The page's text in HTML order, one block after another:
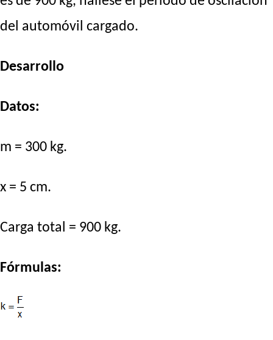
del automóvil cargado.
Desarrollo
Datos:
m = 300 kg.
x = 5 cm.
Carga total = 900 kg.
Fórmulas: